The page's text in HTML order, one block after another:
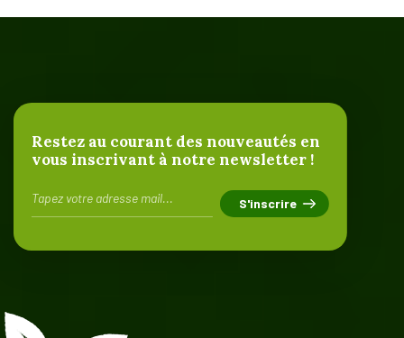
Restez au courant des nouveautés en
vous inscrivant à notre newsletter !